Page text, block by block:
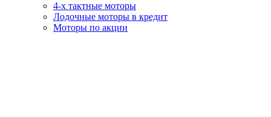
4-х тактные моторы
Лодочные моторы в кредит
Моторы по акции